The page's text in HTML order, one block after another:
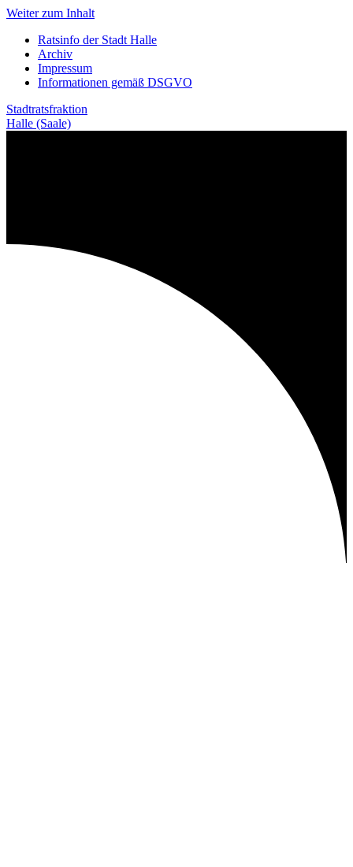
Weiter zum Inhalt
Ratsinfo der Stadt Halle
Archiv
Impressum
Informationen gemäß DSGVO
Stadtratsfraktion
Halle (Saale)